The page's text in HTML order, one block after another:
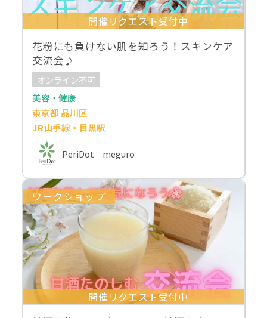
開催リクエスト受付中
花粉にも負けない肌を知ろう！スキンケア
交流会♪
オンライン不可
美容・健康
東京都 品川区
JR山手線・目黒駅
PeriDot meguro
ワークショップ
開催リクエスト受付中